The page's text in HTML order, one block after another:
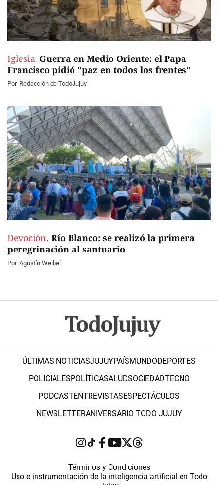
Iglesia. Guerra en Medio Oriente: el Papa
Francisco pidió "paz en todos los frentes"
Por Redacción de TodoJujuy
Devoción. Río Blanco: se realizó la primera
peregrinación al santuario
Por Agustín Weibel
ÚLTIMAS NOTICIASJUJUYPAÍSMUNDODEPORTES
POLICIALESPOLÍTICASALUDSOCIEDADTECNO
PODCASTENTREVISTASESPECTÁCULOS
NEWSLETTERANIVERSARIO TODO JUJUY
Términos y Condiciones
Uso e instrumentación de la inteligencia artificial en Todo